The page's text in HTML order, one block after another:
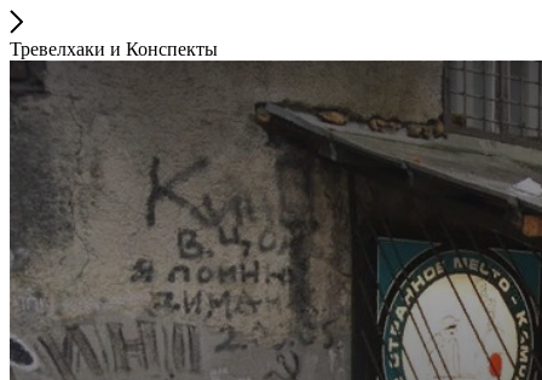
Тревелхаки и Конспекты